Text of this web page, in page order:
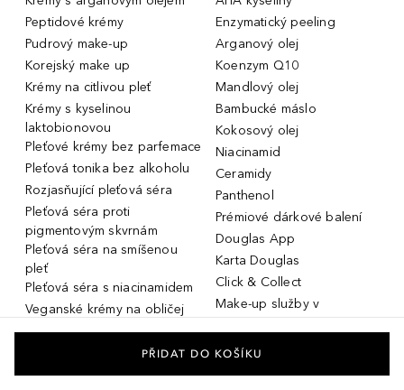
Peptidové krémy
Pudrový make-up
Korejský make up
Krémy na citlivou pleť
Krémy s kyselinou
laktobionovou
Pleťové krémy bez parfemace
Pleťová tonika bez alkoholu
Rozjasňující pleťová séra
Pleťová séra proti
pigmentovým skvrnám
Pleťová séra na smíšenou
pleť
Pleťová séra s niacinamidem
Veganské krémy na obličej
Miniatury parfémů, cestovní
Enzymatický peeling
Arganový olej
Koenzym Q10
Mandlový olej
Bambucké máslo
Kokosový olej
Niacinamid
Ceramidy
Panthenol
Prémiové dárkové balení
Douglas App
Karta Douglas
Click & Collect
Make-up služby v
parfumeriích Douglas
PŘIDAT DO KOŠÍKU